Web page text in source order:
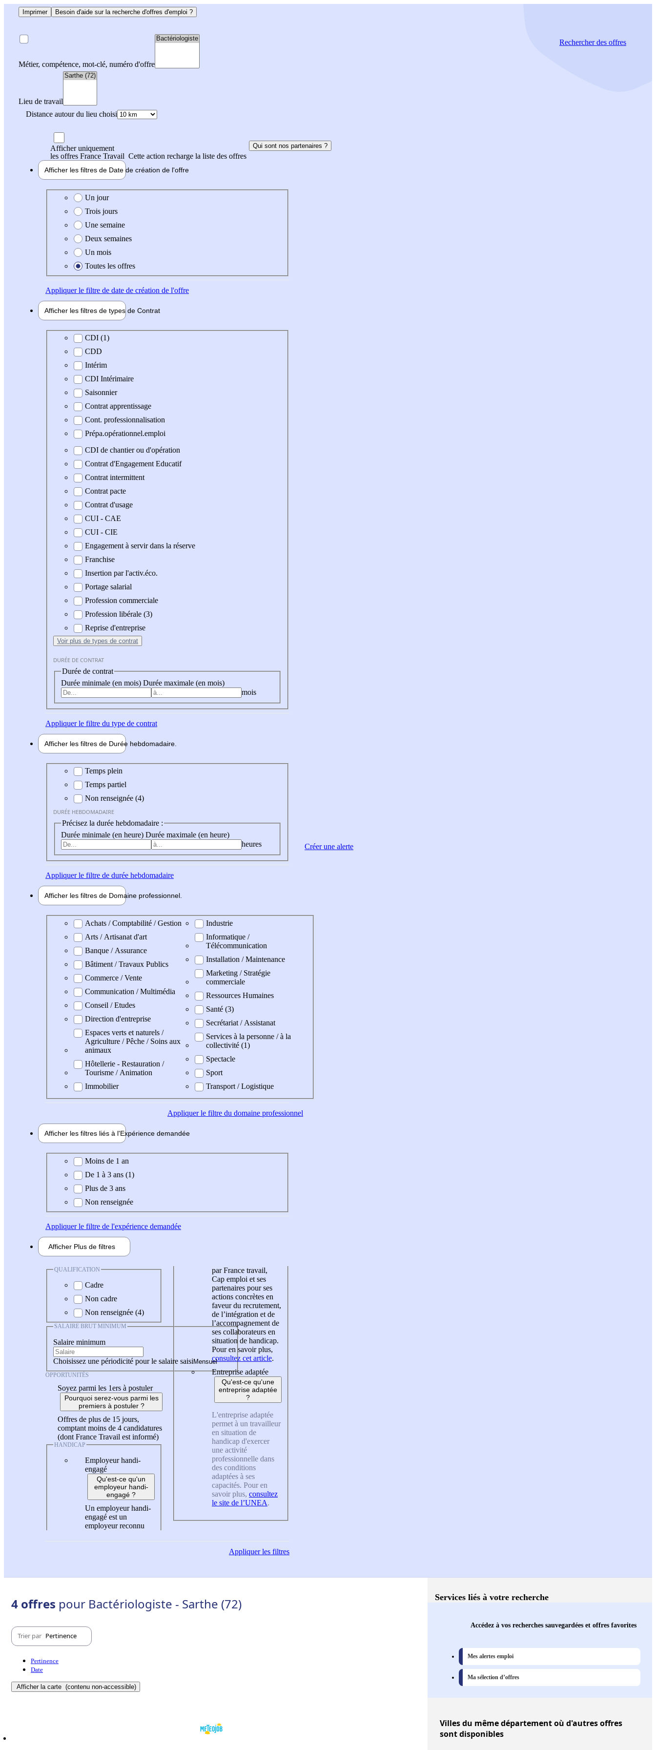
Imprimer Besoin d'aide sur la recherche d'offres d'emploi ?
Métier, compétence, mot-clé, numéro d'offre
Lieu de travail
Distance autour du lieu choisi
Rechercherdes offres
Afficher uniquement
les offres France Travail Cette action recharge la liste des offres
Qui sont nos partenaires ?
Afficher les filtres de Date de création de l'offre
Date de création de l'offre
Un jour
Trois jours
Une semaine
Deux semaines
Un mois
Toutes les offres
Appliquerle filtre de date de création de l'offre
Afficher les filtres de types de Contrat
Type de contrat
CDI (1)
CDD
Intérim
CDI Intérimaire
Saisonnier
Contrat apprentissage
Cont. professionnalisation
Prépa.opérationnel.emploi
CDI de chantier ou d'opération
Contrat d'Engagement Educatif
Contrat intermittent
Contrat pacte
Contrat d'usage
CUI - CAE
CUI - CIE
Engagement à servir dans la réserve
Franchise
Insertion par l'activ.éco.
Portage salarial
Profession commerciale
Profession libérale (3)
Reprise d'entreprise
Voir plus de types de contrat
DURÉE DE CONTRAT
Durée de contrat
Durée minimale (en mois) Durée maximale (en mois)
mois
Appliquerle filtre du type de contrat
Afficher les filtres de Durée hebdomadaire
Durée hebdomadaire
Temps plein
Temps partiel
Non renseignée (4)
DURÉE HEBDOMADAIRE
Précisez la durée hebdomadaire :
Durée minimale (en heure) Durée maximale (en heure)
heures
Appliquerle filtre de durée hebdomadaire
Afficher les filtres de Domaine professionnel
Domaine professionel
Achats / Comptabilité / Gestion
Arts / Artisanat d'art
Banque / Assurance
Bâtiment / Travaux Publics
Commerce / Vente
Communication / Multimédia
Conseil / Etudes
Direction d'entreprise
Espaces verts et naturels /
Agriculture / Pêche / Soins aux
animaux
Hôtellerie - Restauration /
Tourisme / Animation
Immobilier
Industrie
Informatique /
Télécommunication
Installation / Maintenance
Marketing / Stratégie
commerciale
Ressources Humaines
Santé (3)
Secrétariat / Assistanat
Services à la personne / à la
collectivité (1)
Spectacle
Sport
Transport / Logistique
Appliquerle filtre du domaine professionnel
Afficher les filtres liés à l'Expérience demandée
Expérience demandée
Moins de 1 an
De 1 à 3 ans (1)
Plus de 3 ans
Non renseignée
Appliquerle filtre de l'expérience demandée
Afficher Plus de filtres
QUALIFICATION
Cadre
Non cadre
Non renseignée (4)
SALAIRE BRUT MINIMUM
Salaire minimum
Choisissez une périodicité pour le salaire saisi
OPPORTUNITÉS
Soyez parmi les 1ers à postuler
Pourquoi serez-vous parmi les
premiers à postuler ?
Offres de plus de 15 jours,
comptant moins de 4 candidatures
(dont France Travail est informé)
HANDICAP
Employeur handi-
engagé
Qu'est-ce qu'un
employeur handi-
engagé ?
Un employeur handi-
engagé est un
employeur reconnu
par France travail,
Cap emploi et ses
partenaires pour ses
actions concrètes en
faveur du recrutement,
de l’intégration et de
l’accompagnement de
ses collaborateurs en
situation de handicap.
Pour en savoir plus,
consultez cet article.
Entreprise adaptée
Qu'est-ce qu'une
entreprise adaptée
?
L'entreprise adaptée
permet à un travailleur
en situation de
handicap d'exercer
une activité
professionnelle dans
des conditions
adaptées à ses
capacités. Pour en
savoir plus, consultez
le site de l’UNEA.
Appliquerles filtres
Créer une alerte
4 offres pour Bactériologiste - Sarthe (72)
Trier par Pertinence
Pertinence
Date
Afficher la carte (contenu non-accessible)
Services liés à votre recherche
Accédez à vos recherches sauvegardées et offres favorites
Mes alertes emploi
Ma sélection d’offres
Villesdu même département où d'autres offres
sont disponibles